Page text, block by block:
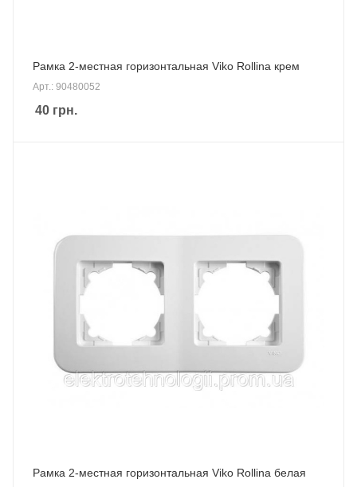
Рамка 2-местная горизонтальная Viko Rollina крем
Арт.: 90480052
40 грн.
Рамка 2-местная горизонтальная Viko Rollina белая